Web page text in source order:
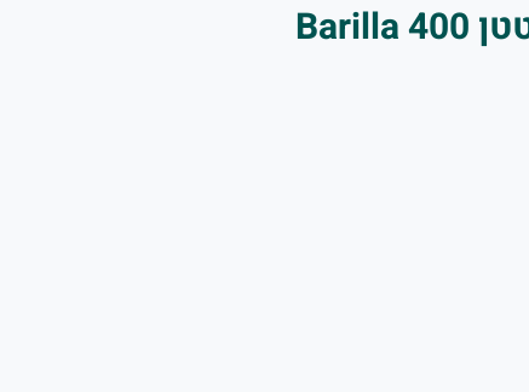
פסטה פנה ללא גלוטטן Barilla 400